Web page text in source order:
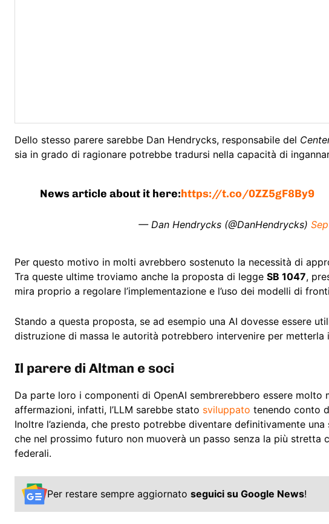
Dello stesso parere sarebbe Dan Hendrycks, responsabile del
sia in grado di ragionare potrebbe tradursi nella capacità di
News article about it here:https://t.co/0ZZ5gF8By9
— Dan Hendrycks (@DanHendrycks)
Per questo motivo in molti avrebbero sostenuto la necessità di
Tra queste ultime troviamo anche la proposta di legge SB 1047,
mira proprio a regolare l’implementazione e l’uso dei modelli di
Stando a questa proposta, se ad esempio una AI dovesse essere
distruzione di massa le autorità potrebbero intervenire per metterla
Il parere di Altman e soci
Da parte loro i componenti di OpenAI sembrerebbero essere molto
affermazioni, infatti, l’LLM sarebbe stato sviluppato tenendo conto
Inoltre l’azienda, che presto potrebbe diventare definitivamente
che nel prossimo futuro non muoverà un passo senza la più stretta
federali.
Per restare sempre aggiornato seguici su Google News!